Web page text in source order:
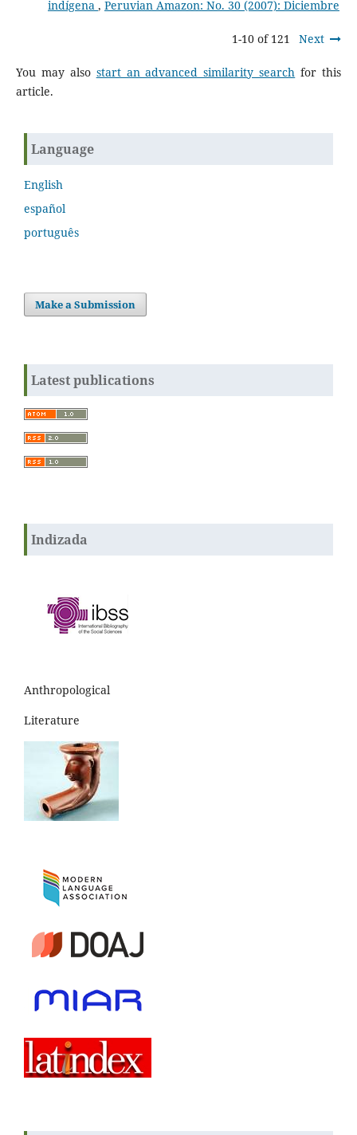
indígena , Peruvian Amazon: No. 30 (2007): Diciembre
1-10 of 121 Next
You may also start an advanced similarity search for this
article.
Language
English
español
português
Make a Submission
Latest publications
Indizada
Anthropological
Literature